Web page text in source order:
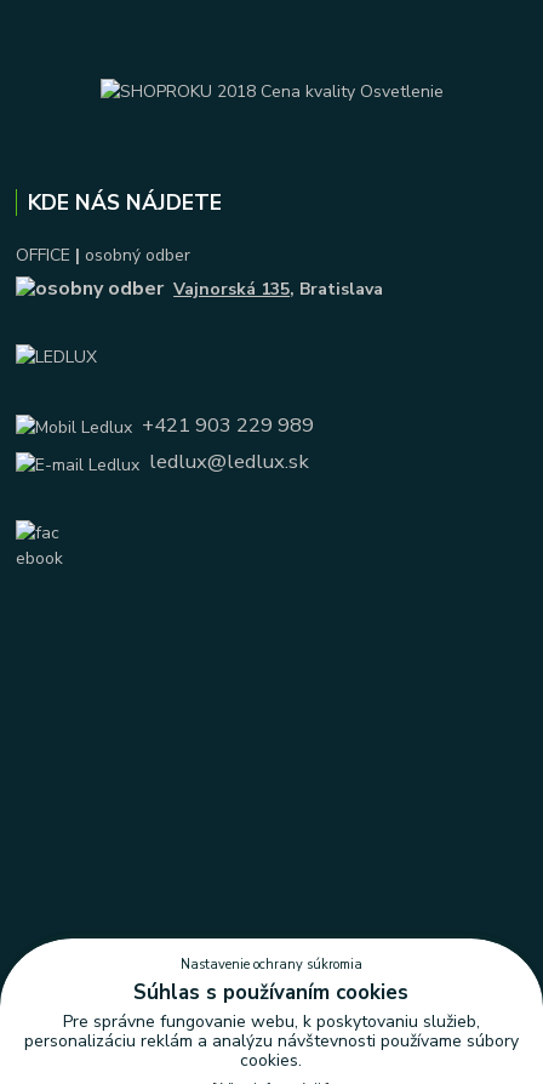
KDE NÁS NÁJDETE
OFFICE | osobný odber
Vajnorská 135, Bratislava
+421 903 229 989
ledlux@ledlux.sk
Nastavenie ochrany súkromia
Súhlas s používaním cookies
Pre správne fungovanie webu, k poskytovaniu služieb,
personalizáciu reklám a analýzu návštevnosti používame súbory
cookies.